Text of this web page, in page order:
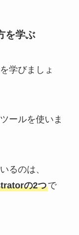
を学ぶ
学びましょ
ールを使いま
るのは、
の2つで